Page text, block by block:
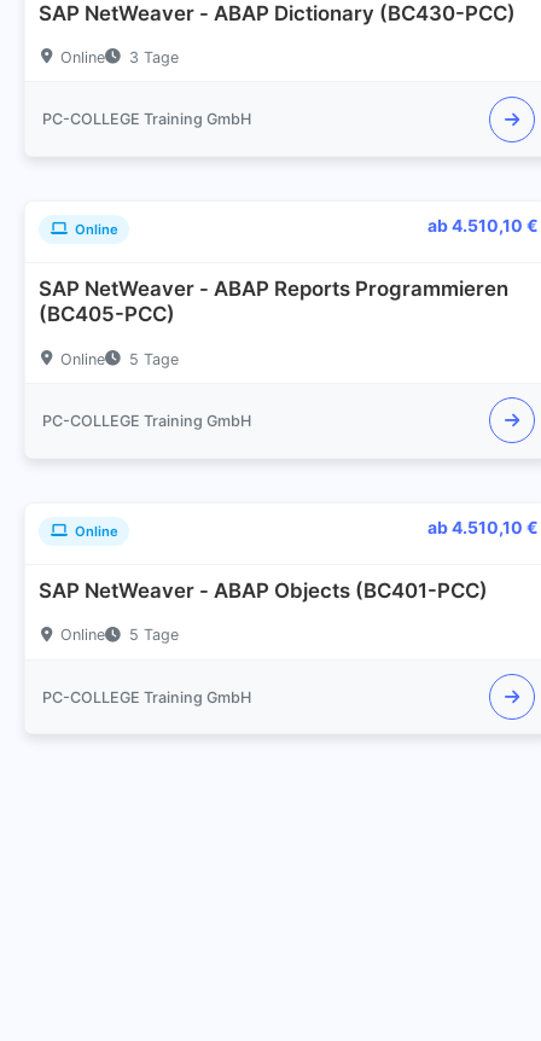
SAP NetWeaver - ABAP Dictionary (BC430-PCC)
Online 3 Tage
PC-COLLEGE Training GmbH
Online ab 4.510,10 €
SAP NetWeaver - ABAP Reports Programmieren
(BC405-PCC)
Online 5 Tage
PC-COLLEGE Training GmbH
Online ab 4.510,10 €
SAP NetWeaver - ABAP Objects (BC401-PCC)
Online 5 Tage
PC-COLLEGE Training GmbH